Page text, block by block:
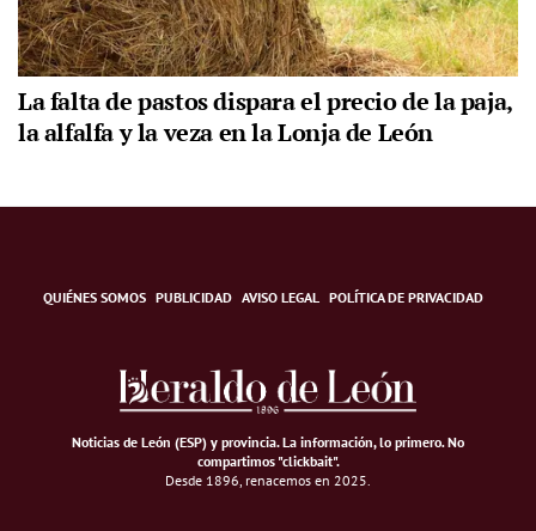
La falta de pastos dispara el precio de la paja,
la alfalfa y la veza en la Lonja de León
QUIÉNES SOMOS PUBLICIDAD AVISO LEGAL POLÍTICA DE PRIVACIDAD
Noticias de León (ESP) y provincia. La información, lo primero.No
compartimos "clickbait".
Desde 1896, renacemos en 2025.